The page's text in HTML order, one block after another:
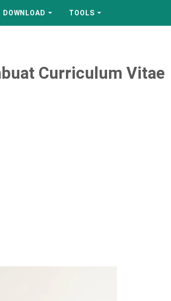
DOWNLOAD TOOLS
Curriculum Vitae